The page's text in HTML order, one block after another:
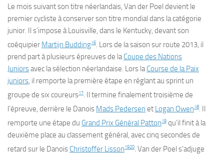
Le mois suivant son titre néerlandais, Van der Poel devient le
premier cycliste à conserver son titre mondial dans la catégorie
junior. Il s’impose à Louisville, dans le Kentucky, devant son
coéquipier Martijn Budding16. Lors de la saison sur route 2013, il
prend part à plusieurs épreuves de laCoupe des Nations
Juniorsavec la sélection néerlandaise. Lors laCourse de la Paix
juniors, il remporte la première étape en réglant au sprint un
groupe de six coureurs17. Il termine finalement troisième de
l’épreuve, derrière le Danois Mads Pedersen et Logan Owen18. Il
remporte une étape du Grand Prix Général Patton19 qu’il finit à la
deuxième place au classement général, avec cinq secondes de
retard sur le Danois Christoffer Lisson1920. Van der Poel s’adjuge